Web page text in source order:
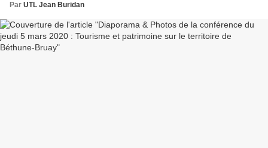
Par UTL Jean Buridan